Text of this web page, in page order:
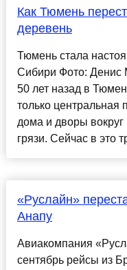
Как Тюмень
деревень
Тюмень стала
Сибири Фото: Денис
50 лет назад в
только
дома и дворы
грязи. Сейчас в это
«Руслайн»
Анапу
Авиакомпания
сентябрь рейсы из